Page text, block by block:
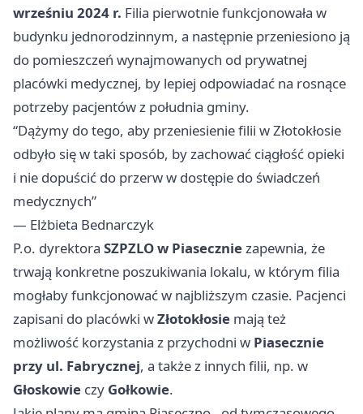
wrześniu 2024 r. Filia pierwotnie funkcjonowała w
budynku jednorodzinnym, a następnie przeniesiono ją
do pomieszczeń wynajmowanych od prywatnej
placówki medycznej, by lepiej odpowiadać na rosnące
potrzeby pacjentów z południa gminy.
“Dążymy do tego, aby przeniesienie filii w Złotokłosie
odbyło się w taki sposób, by zachować ciągłość opieki
i nie dopuścić do przerw w dostępie do świadczeń
medycznych”
— Elżbieta Bednarczyk
P.o. dyrektora SZPZLO w Piaseczniezapewnia, że
trwają konkretne poszukiwania lokalu, w którym filia
mogłaby funkcjonować w najbliższym czasie. Pacjenci
zapisani do placówki wZłotokłosie mają też
możliwość korzystania z przychodni w Piasecznie
przy ul. Fabrycznej, a także z innych filii, np. w
Głoskowie czy Gołkowie.